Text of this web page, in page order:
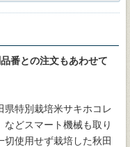
番との注文もあわせて
特別栽培米サキホコレ
どスマート機械も取り
切使用せず栽培した秋田